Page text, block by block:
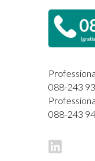
088-243
088-243